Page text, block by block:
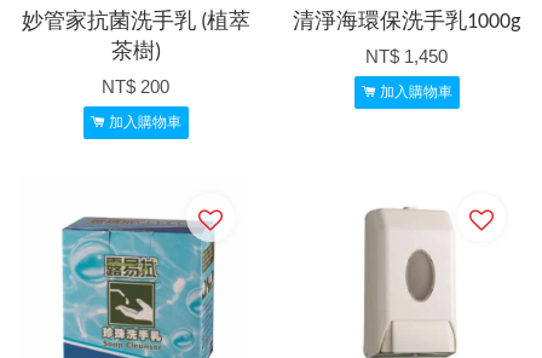
妙管家抗菌洗手乳 (植萃
茶樹)
NT$ 200
加入購物車
清淨海環保洗手乳1000g
NT$ 1,450
加入購物車